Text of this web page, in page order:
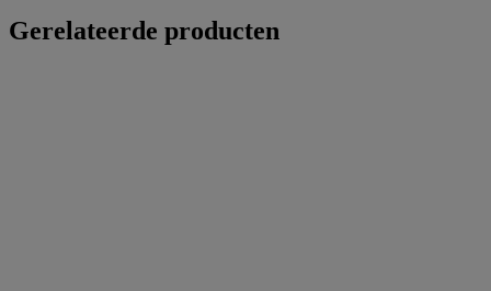
Gerelateerde producten